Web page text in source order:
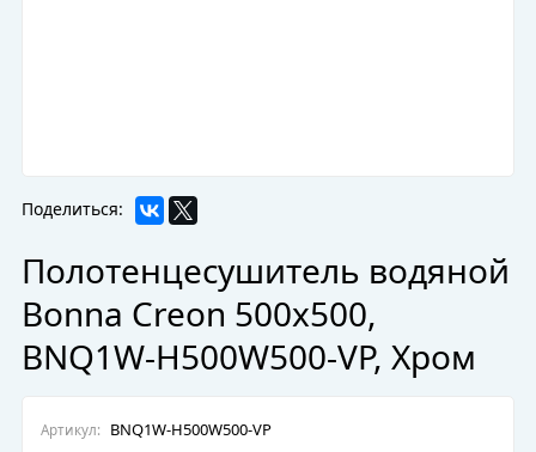
Поделиться:
Полотенцесушитель водяной
Bonna Creon 500x500,
BNQ1W-H500W500-VP, Хром
Артикул: BNQ1W-H500W500-VP